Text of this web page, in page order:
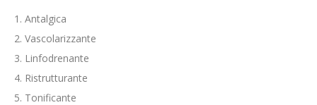
Antalgica
Vascolarizzante
Linfodrenante
Ristrutturante
Tonificante